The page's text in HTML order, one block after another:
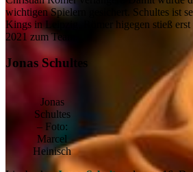
wichtigen Spielern gesichert. Schultes ist
Kings in Leipzig. Römer higegen stieß
2021 zum Team.
Jonas Schultes
Jonas
Schultes
– Foto:
Marcel
Heinisch